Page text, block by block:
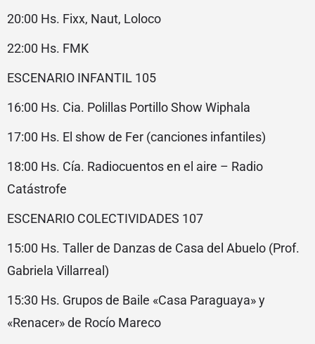
20:00 Hs. Fixx, Naut, Loloco
22:00 Hs. FMK
ESCENARIO INFANTIL 105
16:00 Hs. Cia. Polillas Portillo Show Wiphala
17:00 Hs. El show de Fer (canciones infantiles)
18:00 Hs. Cía. Radiocuentos en el aire – Radio
Catástrofe
ESCENARIO COLECTIVIDADES 107
15:00 Hs. Taller de Danzas de Casa del Abuelo (Prof.
Gabriela Villarreal)
15:30 Hs. Grupos de Baile «Casa Paraguaya» y
«Renacer» de Rocío Mareco